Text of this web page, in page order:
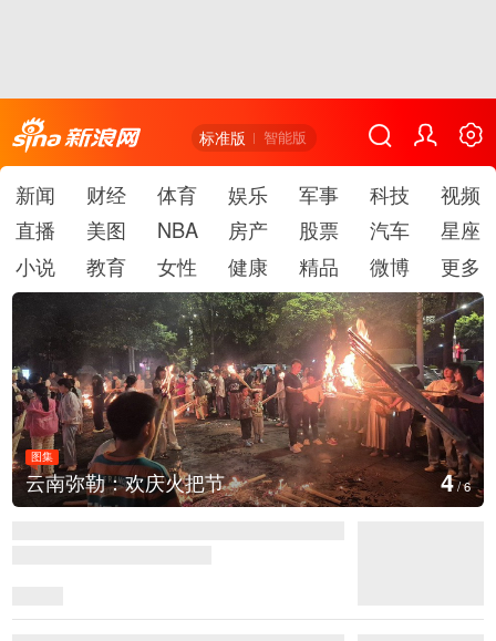
标准版 智能版
新闻 财经 体育 娱乐 军事 科技
视频
直播
美图 NBA 房产 股票 汽车
星座
小说
教育 女性 健康 精品 微博 更多
图集
云南弥勒：欢庆火把节 4/6